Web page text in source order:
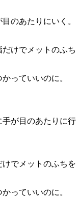
のあたりにいく。
けでメットのふち
っていいのに。
が目のあたりに行
でメットのふちを
っていいのに。